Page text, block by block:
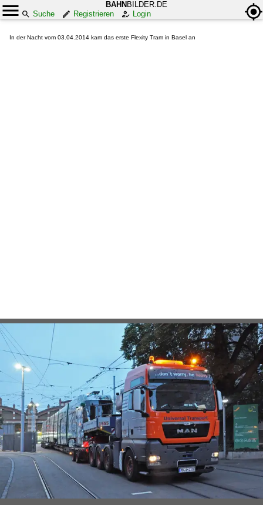
BAHN BILDER.DE
Suche
Registrieren Login
In der Nacht vom 03.04.2014 kam das erste Flexity Tram in Basel an